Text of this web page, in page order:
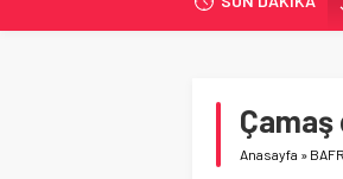
Anasayfa »